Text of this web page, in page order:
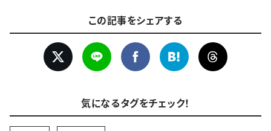
この記事をシェアする
気になるタグをチェック！